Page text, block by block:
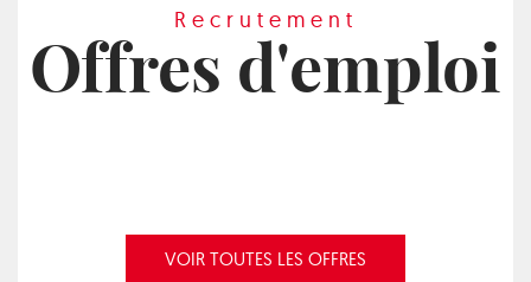
Recrutement
Offres d'emploi
VOIR TOUTES LES OFFRES